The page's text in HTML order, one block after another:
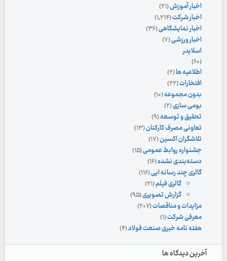
اخبار آموزش(۲۱)
اخبار شرکت(۱,۲۱۴)
اخبار نمایشگاهی(۳۶)
اخبار ورزشی(۷)
اسلایدر
(۶۰)
اطلاعیه ها(۲)
افتخارات(۲۲)
بدون مجموعه(۱۰)
بومی سازی(۲)
تحقیق و توسعه(۹)
تعاونی مصرف کارکنان(۱۳)
تلاشگران اکسین(۱۷)
جشنواره روابط عمومی(۱۵)
دسته‌بندی نشده(۱۶)
گالری چند رسانه ایی(۱۱۶)
گالری فیلم(۲۱)
گزارش تصویری(۹۵)
مزایدات و مناقصات(۲۰۷)
معرفی شرکت(۱)
هفته نامه خبری صنعت فولاد(۴)
آخرین دیدگاه ها